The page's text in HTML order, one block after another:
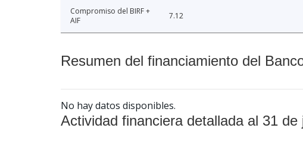
Compromiso del BIRF +
AIF
7.12
Resumen del financiamiento del
No hay datos disponibles.
Actividad financiera detallada al 31 de